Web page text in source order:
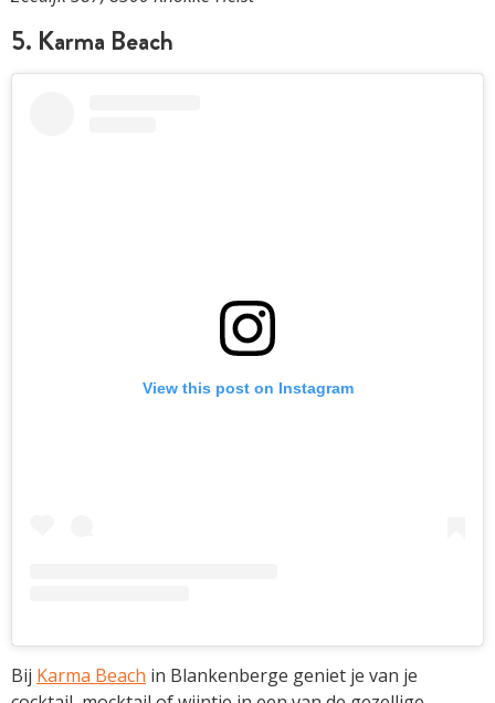
5. Karma Beach
View this post on Instagram
Bij Karma Beach in Blankenberge geniet je van je